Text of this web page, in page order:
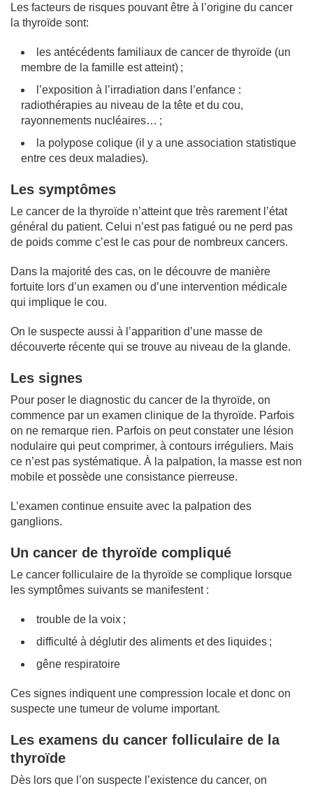
Les facteurs de risques pouvant être à l’origine du cancer
la thyroïde sont:
les antécédents familiaux de cancer de thyroïde (un
membre de la famille est atteint) ;
l’exposition à l’irradiation dans l’enfance :
radiothérapies au niveau de la tête et du cou,
rayonnements nucléaires… ;
la polypose colique (il y a une association statistique
entre ces deux maladies).
Les symptômes
Le cancer de la thyroïde n’atteint que très rarement l’état
général du patient. Celui n’est pas fatigué ou ne perd pas
de poids comme c’est le cas pour de nombreux cancers.
Dans la majorité des cas, on le découvre de manière
fortuite lors d’un examen ou d’une intervention médicale
qui implique le cou.
On le suspecte aussi à l’apparition d’une masse de
découverte récente qui se trouve au niveau de la glande.
Les signes
Pour poser le diagnostic du cancer de la thyroïde, on
commence par un examen clinique de la thyroïde. Parfois
on ne remarque rien. Parfois on peut constater une lésion
nodulaire qui peut comprimer, à contours irréguliers. Mais
ce n’est pas systématique. À la palpation, la masse est non
mobile et possède une consistance pierreuse.
L’examen continue ensuite avec la palpation des
ganglions.
Un cancer de thyroïde compliqué
Le cancer folliculaire de la thyroïde se complique lorsque
les symptômes suivants se manifestent :
trouble de la voix ;
difficulté à déglutir des aliments et des liquides ;
gêne respiratoire
Ces signes indiquent une compression locale et donc on
suspecte une tumeur de volume important.
Les examens du cancer folliculaire de la
thyroïde
Dès lors que l’on suspecte l’existence du cancer, on